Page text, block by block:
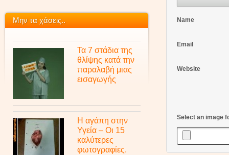
Name
Email
Website
Select an image
Μην τα χάσεις..
Τα 7 στάδια της
θλίψης κατά την
παραλαβή μιας
εισαγωγής
Η αγάπη στην
Υγεία – Οι 15
καλύτερες
φωτογραφίες.